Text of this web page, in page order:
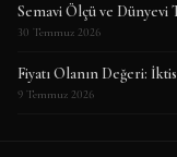
Semavi Ölçü ve Dünyevi
30 Temmuz 2026
Fiyatı Olanın Değeri:
9 Temmuz 2026